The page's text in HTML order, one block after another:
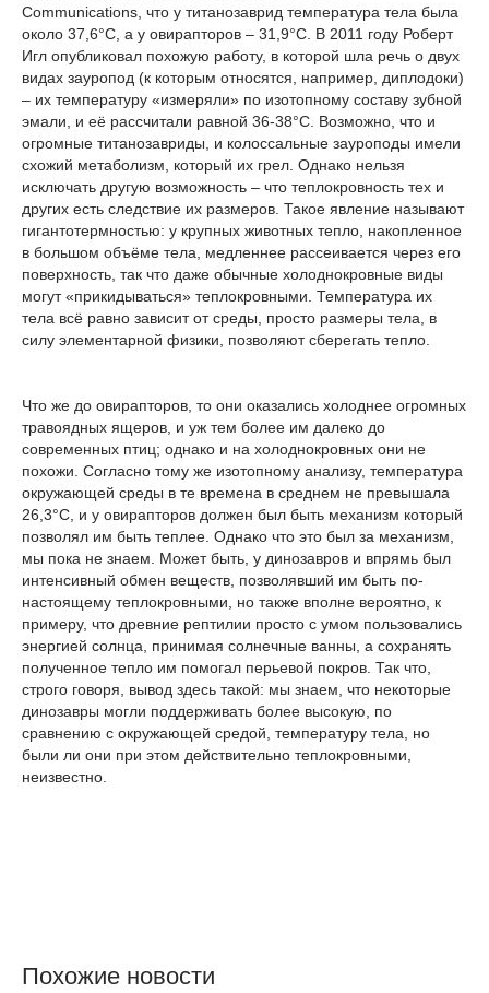
Communications, что у титанозаврид температура тела была
около 37,6°С, а у овирапторов – 31,9°С. В 2011 году Роберт
Игл опубликовал похожую работу, в которой шла речь о двух
видах зауропод (к которым относятся, например, диплодоки)
– их температуру «измеряли» по изотопному составу зубной
эмали, и её рассчитали равной 36-38°С. Возможно, что и
огромные титанозавриды, и колоссальные зауроподы имели
схожий метаболизм, который их грел. Однако нельзя
исключать другую возможность – что теплокровность тех и
других есть следствие их размеров. Такое явление называют
гигантотермностью: у крупных животных тепло, накопленное
в большом объёме тела, медленнее рассеивается через его
поверхность, так что даже обычные холоднокровные виды
могут «прикидываться» теплокровными. Температура их
тела всё равно зависит от среды, просто размеры тела, в
силу элементарной физики, позволяют сберегать тепло.
Что же до овирапторов, то они оказались холоднее огромных
травоядных ящеров, и уж тем более им далеко до
современных птиц; однако и на холоднокровных они не
похожи. Согласно тому же изотопному анализу, температура
окружающей среды в те времена в среднем не превышала
26,3°С, и у овирапторов должен был быть механизм который
позволял им быть теплее. Однако что это был за механизм,
мы пока не знаем. Может быть, у динозавров и впрямь был
интенсивный обмен веществ, позволявший им быть по-
настоящему теплокровными, но также вполне вероятно, к
примеру, что древние рептилии просто с умом пользовались
энергией солнца, принимая солнечные ванны, а сохранять
полученное тепло им помогал перьевой покров. Так что,
строго говоря, вывод здесь такой: мы знаем, что некоторые
динозавры могли поддерживать более высокую, по
сравнению с окружающей средой, температуру тела, но
были ли они при этом действительно теплокровными,
неизвестно.
Похожие новости